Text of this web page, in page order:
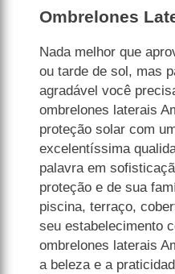
Ombrelones
Nada melhor que
ou tarde de sol, mas
agradável você
ombrelones laterais
proteção solar com
excelentíssima
palavra em
proteção e de sua
piscina, terraço,
seu estabelecimento
ombrelones laterais
a beleza e a